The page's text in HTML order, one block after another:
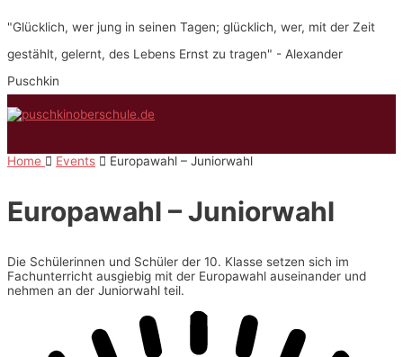
Inhalt
"Glücklich, wer jung in seinen Tagen; glücklich, wer, mit der Zeit
gestählt, gelernt, des Lebens Ernst zu tragen" - Alexander
Puschkin
Home
Events Europawahl – Juniorwahl
Europawahl – Juniorwahl
Die Schülerinnen und Schüler der 10. Klasse setzen sich im
Fachunterricht ausgiebig mit der Europawahl auseinander und
nehmen an der Juniorwahl teil.